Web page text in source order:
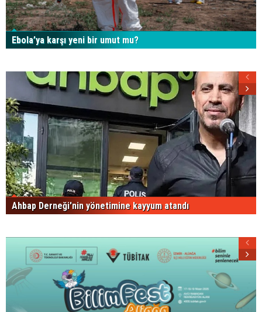
Ebola’ya karşı yeni bir umut mu?
Ahbap Derneği'nin yönetimine kayyum atandı